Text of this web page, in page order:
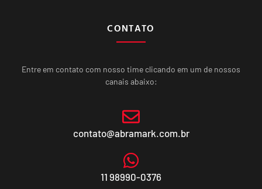
CONTATO
Entre em contato com nosso time clicando em um de nossos
canais abaixo:
contato@abramark.com.br
11 98990-0376